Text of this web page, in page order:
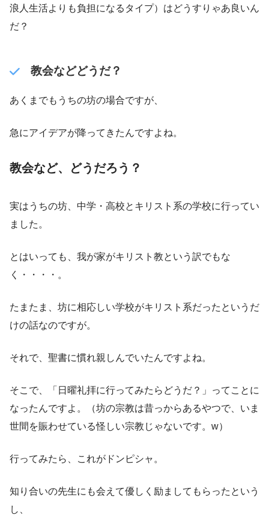
浪人生活よりも負担になるタイプ）はどうすりゃあ良いん
だ？
教会などどうだ？
あくまでもうちの坊の場合ですが、
急にアイデアが降ってきたんですよね。
教会など、どうだろう？
実はうちの坊、中学・高校とキリスト系の学校に行ってい
ました。
とはいっても、我が家がキリスト教という訳でもな
く・・・・。
たまたま、坊に相応しい学校がキリスト系だったというだ
けの話なのですが。
それで、聖書に慣れ親しんでいたんですよね。
そこで、「日曜礼拝に行ってみたらどうだ？」ってことに
なったんですよ。（坊の宗教は昔っからあるやつで、いま
世間を賑わせている怪しい宗教じゃないです。w）
行ってみたら、これがドンピシャ。
知り合いの先生にも会えて優しく励ましてもらったという
し、